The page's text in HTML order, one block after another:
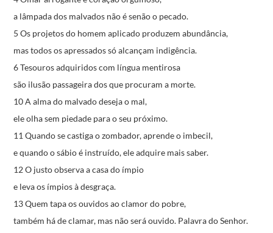
a lâmpada dos malvados não é senão o pecado.
5 Os projetos do homem aplicado produzem abundância,
mas todos os apressados só alcançam indigência.
6 Tesouros adquiridos com língua mentirosa
são ilusão passageira dos que procuram a morte.
10 A alma do malvado deseja o mal,
ele olha sem piedade para o seu próximo.
11 Quando se castiga o zombador, aprende o imbecil,
e quando o sábio é instruído, ele adquire mais saber.
12 O justo observa a casa do ímpio
e leva os ímpios à desgraça.
13 Quem tapa os ouvidos ao clamor do pobre,
também há de clamar, mas não será ouvido. Palavra do Senhor.